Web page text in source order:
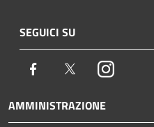
SEGUICI SU
Facebook TwitterInstagram
AMMINISTRAZIONE